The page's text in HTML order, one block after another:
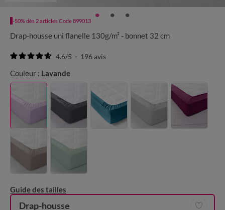
-50% dès 2 articles Code 899013
Drap-housse uni flanelle 130g/m² - bonnet 32 cm
4.6/5 - 196avis
Couleur : Lavande
Guide des tailles
Drap-housse